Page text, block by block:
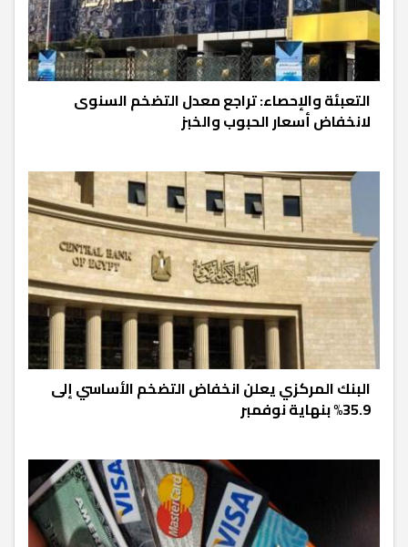
التعبئة والإحصاء: تراجع معدل التضخم السنوى
لانخفاض أسعار الحبوب والخبز
البنك المركزي يعلن انخفاض التضخم الأساسي إلى
35.9% بنهاية نوفمبر